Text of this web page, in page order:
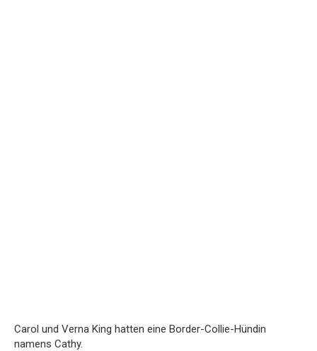
Carol und Verna King hatten eine Border-Collie-Hündin
namens Cathy.